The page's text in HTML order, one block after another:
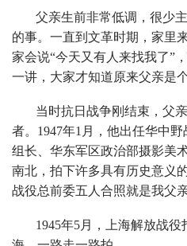
父亲生前非常低调，很少
的事。一直到文革时期，家里
家会说“今天又有人来找我了”
一讲，大家才知道原来父亲是
当时抗日战争刚结束，父
者。1947年1月，他出任华中
组长、华东军区政治部摄影美
南北，拍下许多具有历史意义
战役总前委五人合照就是我父
1945年5月，上海解放战